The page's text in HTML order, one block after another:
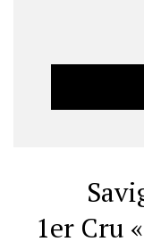
1er Cru